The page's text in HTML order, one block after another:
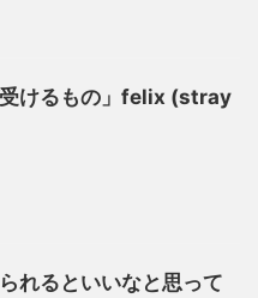
受けるもの」felix (stray
れるといいなと思って